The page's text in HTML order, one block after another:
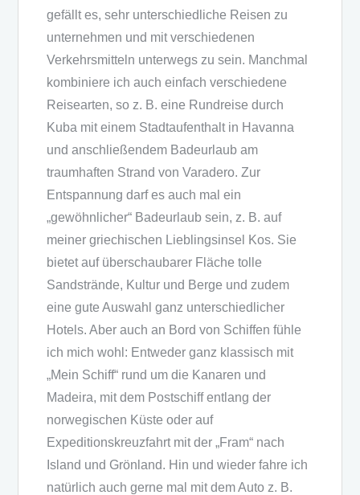
gefällt es, sehr unterschiedliche Reisen zu
unternehmen und mit verschiedenen
Verkehrsmitteln unterwegs zu sein. Manchmal
kombiniere ich auch einfach verschiedene
Reisearten, so z. B. eine Rundreise durch
Kuba mit einem Stadtaufenthalt in Havanna
und anschließendem Badeurlaub am
traumhaften Strand von Varadero. Zur
Entspannung darf es auch mal ein
„gewöhnlicher“ Badeurlaub sein, z. B. auf
meiner griechischen Lieblingsinsel Kos. Sie
bietet auf überschaubarer Fläche tolle
Sandstrände, Kultur und Berge und zudem
eine gute Auswahl ganz unterschiedlicher
Hotels. Aber auch an Bord von Schiffen fühle
ich mich wohl: Entweder ganz klassisch mit
„Mein Schiff“ rund um die Kanaren und
Madeira, mit dem Postschiff entlang der
norwegischen Küste oder auf
Expeditionskreuzfahrt mit der „Fram“ nach
Island und Grönland. Hin und wieder fahre ich
natürlich auch gerne mal mit dem Auto z. B.